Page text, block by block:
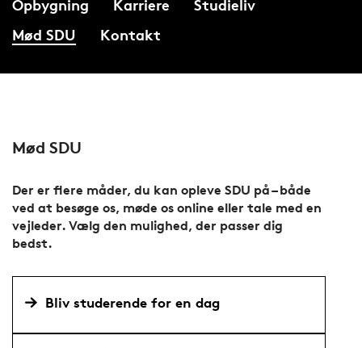
Opbygning
Karriere
Studieliv
Mød SDU
Kontakt
Mød SDU
Der er flere måder, du kan opleve SDU på – både
ved at besøge os, møde os online eller tale med en
vejleder. Vælg den mulighed, der passer dig
bedst.
Bliv studerende for en dag